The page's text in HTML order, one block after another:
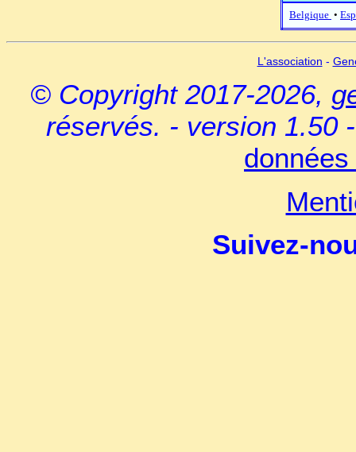
Belgique •
L'association -
© Copyright 2017-2026,
réservés. - version 1.50
Suivez-